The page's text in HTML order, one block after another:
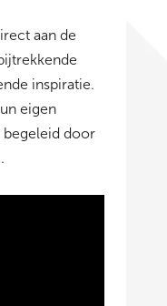
aan de
inspiratie.
eigen
door